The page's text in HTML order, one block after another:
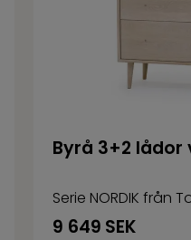
Byrå 3+2 lådor
Serie NORDIK från
9 649 SEK